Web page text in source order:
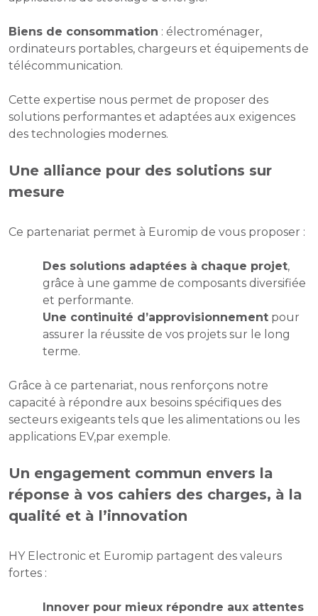
Biens de consommation : électroménager,
ordinateurs portables, chargeurs et équipements de
télécommunication.
Cette expertise nous permet de proposer des
solutions performantes et adaptées aux exigences
des technologies modernes.
Une alliance pour des solutions sur
mesure
Ce partenariat permet à Euromip de vous proposer :
Des solutions adaptées à chaque projet,
grâce à une gamme de composants diversifiée
et performante.
Une continuité d’approvisionnement pour
assurer la réussite de vos projets sur le long
terme.
Grâce à ce partenariat, nous renforçons notre
capacité à répondre aux besoins spécifiques des
secteurs exigeants tels que les alimentations ou les
applications EV,par exemple.
Un engagement commun envers la
réponse à vos cahiers des charges, à la
qualité et à l’innovation
HY Electronic et Euromip partagent des valeurs
fortes :
Innover pour mieux répondre aux attentes